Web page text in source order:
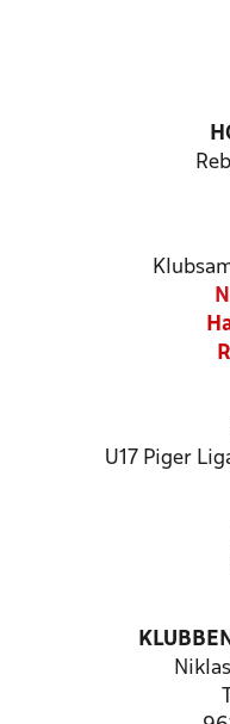
U17 Piger